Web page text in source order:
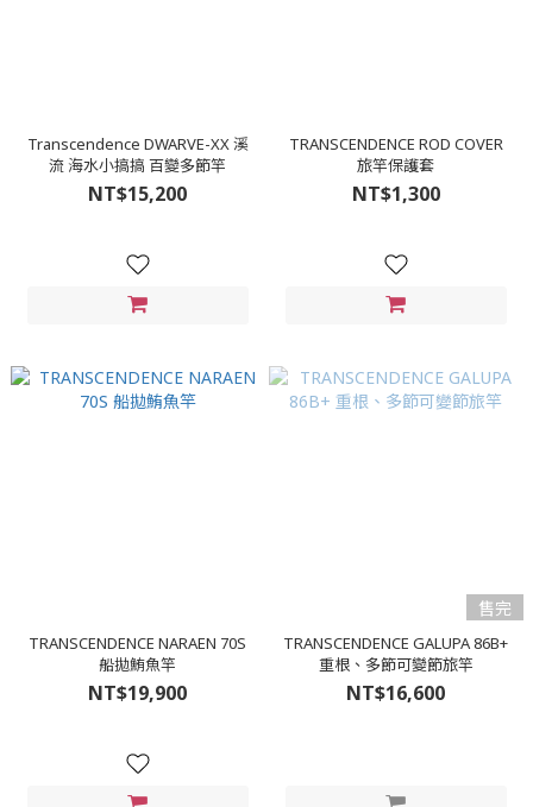
Transcendence DWARVE-XX 溪
流 海水小搞搞 百變多節竿
NT$15,200
TRANSCENDENCE ROD COVER
旅竿保護套
NT$1,300
TRANSCENDENCE NARAEN 70S
船拋鮪魚竿
NT$19,900
售完
TRANSCENDENCE GALUPA 86B+
重根、多節可變節旅竿
NT$16,600